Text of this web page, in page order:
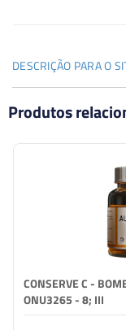
DESCRIÇÃO PARA O
Preservante
líquido de
personal care.
Produtos
CONSERVE C -
ONU3265 - 8; III